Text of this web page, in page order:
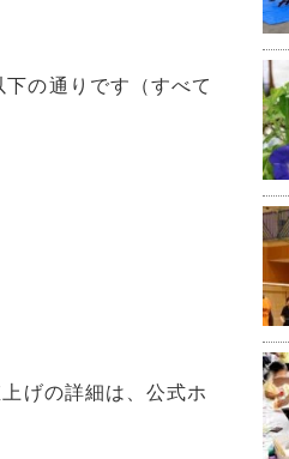
の通りです（すべて
げの詳細は、公式ホ